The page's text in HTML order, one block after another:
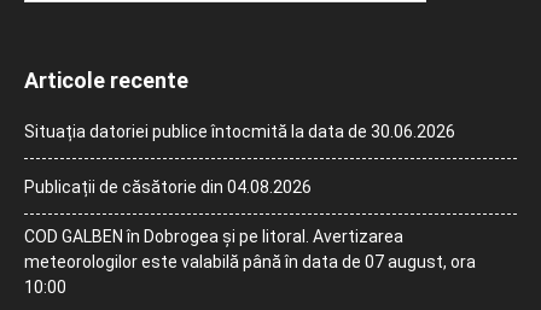
Articole recente
Situația datoriei publice întocmită la data de 30.06.2026
Publicații de căsătorie din 04.08.2026
COD GALBEN în Dobrogea și pe litoral. Avertizarea
meteorologilor este valabilă până în data de 07 august, ora
10:00